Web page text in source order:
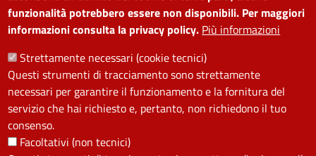
funzionalità potrebbero essere non disponibili. Per maggiori
informazioni consulta la privacy policy. Più informazioni
Strettamente necessari (cookie tecnici)
Questi strumenti di tracciamento sono strettamente
necessari per garantire il funzionamento e la fornitura del
servizio che hai richiesto e, pertanto, non richiedono il tuo
consenso.
Facoltativi (non tecnici)
trasparente
Note legali
servizi
Contatti
SEGUICI SU
Facebook
Instagram
YouTube
Telegram
WhatsApp
TwitterLinkedin